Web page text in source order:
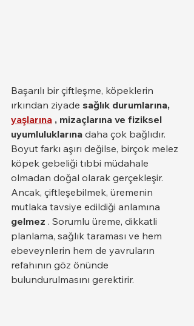
Başarılı bir çiftleşme, köpeklerin
ırkından ziyade sağlık durumlarına,
yaşlarına , mizaçlarına ve fiziksel
uyumluluklarına daha çok bağlıdır.
Boyut farkı aşırı değilse, birçok melez
köpek gebeliği tıbbi müdahale
olmadan doğal olarak gerçekleşir.
Ancak, çiftleşebilmek, üremenin
mutlaka tavsiye edildiği anlamına
gelmez . Sorumlu üreme, dikkatli
planlama, sağlık taraması ve hem
ebeveynlerin hem de yavruların
refahının göz önünde
bulundurulmasını gerektirir.